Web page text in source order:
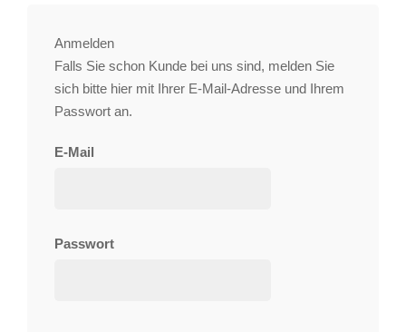
Anmelden
Falls Sie schon Kunde bei uns sind, melden Sie
sich bitte hier mit Ihrer E-Mail-Adresse und Ihrem
Passwort an.
E-Mail
Passwort